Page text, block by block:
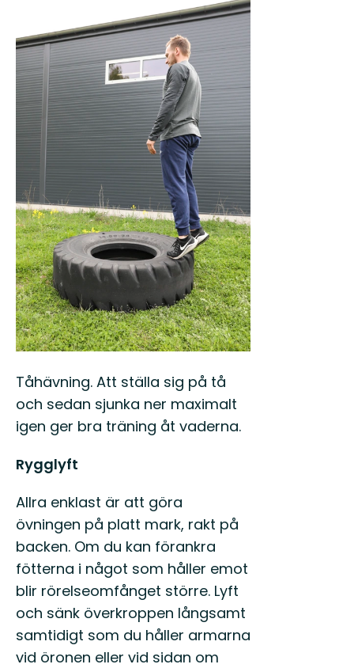
Tåhävning. Att ställa sig på tå
och sedan sjunka ner maximalt
igen ger bra träning åt vaderna.
Rygglyft
Allra enklast är att göra
övningen på platt mark, rakt på
backen. Om du kan förankra
fötterna i något som håller emot
blir rörelseomfånget större. Lyft
och sänk överkroppen långsamt
samtidigt som du håller armarna
vid öronen eller vid sidan om